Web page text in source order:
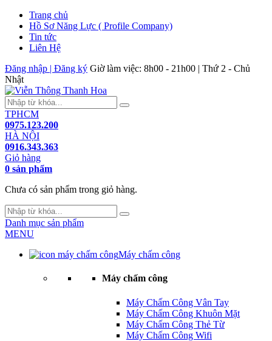
Trang chủ
Hồ Sơ Năng Lực ( Profile Company)
Tin tức
Liên Hệ
Đăng nhập | Đăng ký Giờ làm việc: 8h00 - 21h00 | Thứ 2 - Chủ
Nhật
TPHCM
0975.123.200
HÀ NỘI
0916.343.363
Giỏ hàng
0 sản phẩm
Chưa có sản phẩm trong giỏ hàng.
Danh mục sản phẩm
MENU
Máy chấm công
Máy chấm công
Máy Chấm Công Vân Tay
Máy Chấm Công Khuôn Mặt
Máy Chấm Công Thẻ Từ
Máy Chấm Công Wifi